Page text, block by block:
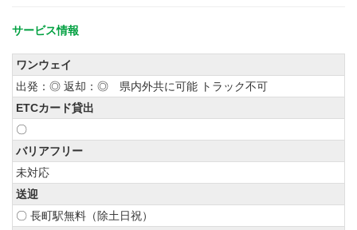
サービス情報
ワンウェイ
出発：◎ 返却：◎ 県内外共に可能 トラック不可
ETCカード貸出
〇
バリアフリー
未対応
送迎
〇 長町駅無料（除土日祝）